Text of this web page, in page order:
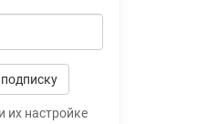
их настройке